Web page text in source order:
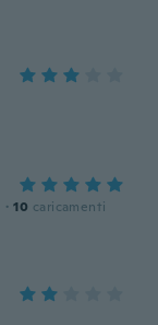
· 10 caricamenti